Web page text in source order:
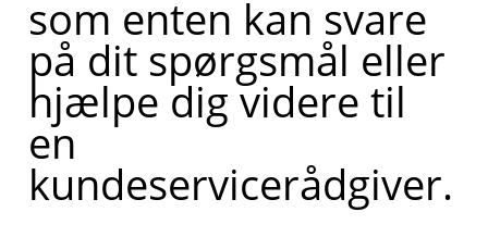
som enten kan svare
på dit spørgsmål eller
hjælpe dig videre til
en
kundeservicerådgiver.